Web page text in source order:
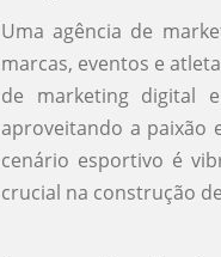
Uma agência de
marcas, eventos e
de marketing digital
aproveitando a paixão
cenário esportivo é
crucial na construção